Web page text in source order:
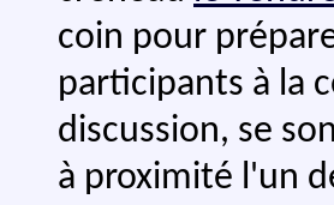
coin pour
participants à la
discussion, se
à proximité l'un